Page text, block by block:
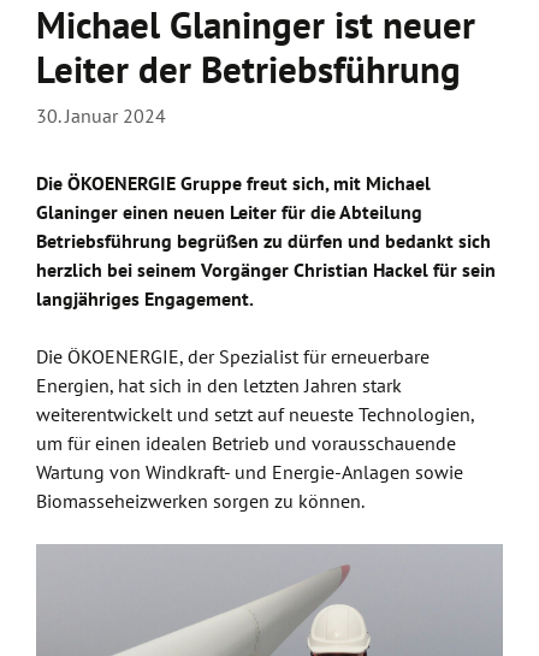
Michael Glaninger ist neuer
Leiter der Betriebsführung
30. Januar 2024
Die ÖKOENERGIE Gruppe freut sich, mit Michael
Glaninger einen neuen Leiter für die Abteilung
Betriebsführung begrüßen zu dürfen und bedankt sich
herzlich bei seinem Vorgänger Christian Hackel für sein
langjähriges Engagement.
Die ÖKOENERGIE, der Spezialist für erneuerbare
Energien, hat sich in den letzten Jahren stark
weiterentwickelt und setzt auf neueste Technologien,
um für einen idealen Betrieb und vorausschauende
Wartung von Windkraft- und Energie-Anlagen sowie
Biomasseheizwerken sorgen zu können.